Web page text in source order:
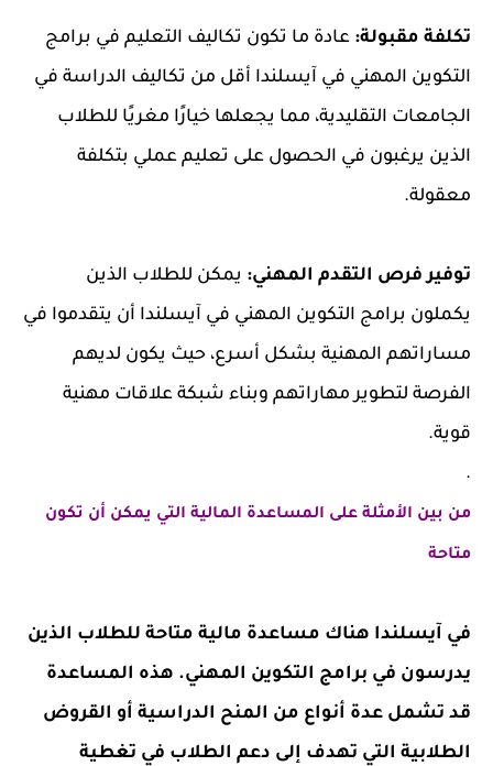
تكلفة مقبولة: عادة ما تكون تكاليف التعليم في برامج
التكوين المهني في آيسلندا أقل من تكاليف الدراسة في
الجامعات التقليدية، مما يجعلها خيارًا مغريًا للطلاب
الذين يرغبون في الحصول على تعليم عملي بتكلفة
معقولة.
توفير فرص التقدم المهني: يمكن للطلاب الذين
يكملون برامج التكوين المهني في آيسلندا أن يتقدموا في
مساراتهم المهنية بشكل أسرع، حيث يكون لديهم
الفرصة لتطوير مهاراتهم وبناء شبكة علاقات مهنية
قوية.
.
من بين الأمثلة على المساعدة المالية التي يمكن أن تكون
متاحة
في آيسلندا هناك مساعدة مالية متاحة للطلاب الذين
يدرسون في برامج التكوين المهني. هذه المساعدة
قد تشمل عدة أنواع من المنح الدراسية أو القروض
الطلابية التي تهدف إلى دعم الطلاب في تغطية